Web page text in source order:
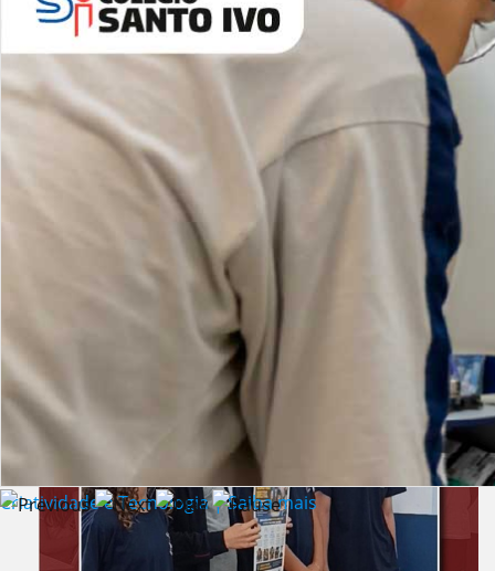
Criatividade e Tecnologia | Saiba mais